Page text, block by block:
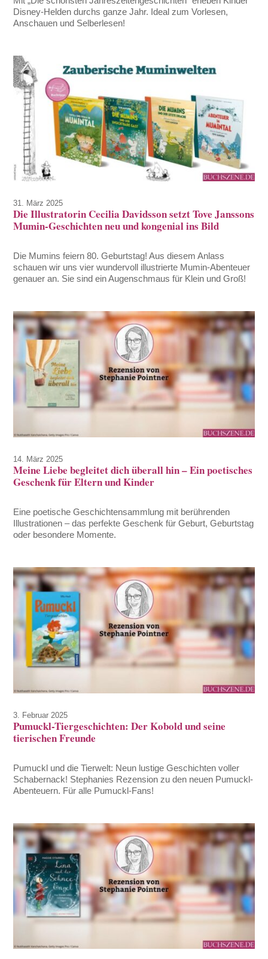
Disney-Helden durchs ganze Jahr. Ideal zum Vorlesen,
Anschauen und Selberlesen!
31. März 2025
Die Illustratorin Cecilia Davidsson setzt Tove Janssons
Mumin-Geschichten neu und kongenial ins Bild
Die Mumins feiern 80. Geburtstag! Aus diesem Anlass
schauen wir uns vier wundervoll illustrierte Mumin-Abenteuer
genauer an. Sie sind ein Augenschmaus für Klein und Groß!
14. März 2025
Meine Liebe begleitet dich überall hin – Ein poetisches
Geschenk für Eltern und Kinder
Eine poetische Geschichtensammlung mit berührenden
Illustrationen – das perfekte Geschenk für Geburt, Geburtstag
oder besondere Momente.
3. Februar 2025
Pumuckl-Tiergeschichten: Der Kobold und seine
tierischen Freunde
Pumuckl und die Tierwelt: Neun lustige Geschichten voller
Schabernack! Stephanies Rezension zu den neuen Pumuckl-
Abenteuern. Für alle Pumuckl-Fans!